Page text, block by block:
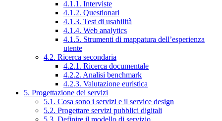
4.1.1. Interviste
4.1.2. Questionari
4.1.3. Test di usabilità
4.1.4. Web analytics
4.1.5. Strumenti di mappatura dell’esperienza
utente
4.2. Ricerca secondaria
4.2.1. Ricerca documentale
4.2.2. Analisi benchmark
4.2.3. Valutazione euristica
5. Progettazione dei servizi
5.1. Cosa sono i servizi e il service design
5.2. Progettare servizi pubblici digitali
5.3. Definire il modello di servizio